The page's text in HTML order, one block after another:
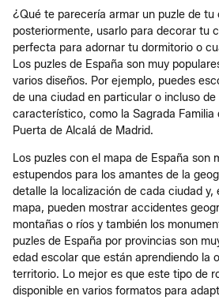
¿Qué te parecería armar un puzle de tu
posteriormente, usarlo para decorar tu
perfecta para adornar tu dormitorio o
Los puzles de España son muy
varios diseños. Por ejemplo, puedes
de una ciudad en particular o incluso
característico, como la Sagrada Familia
Puerta de Alcalá de Madrid.
Los puzles con el mapa de España son
estupendos para los amantes de la
detalle la localización de cada ciudad y,
mapa, pueden mostrar accidentes
montañas o ríos y también los
puzles de España por provincias son
edad escolar que están aprendiendo la
territorio. Lo mejor es que este tipo de
disponible en varios formatos para